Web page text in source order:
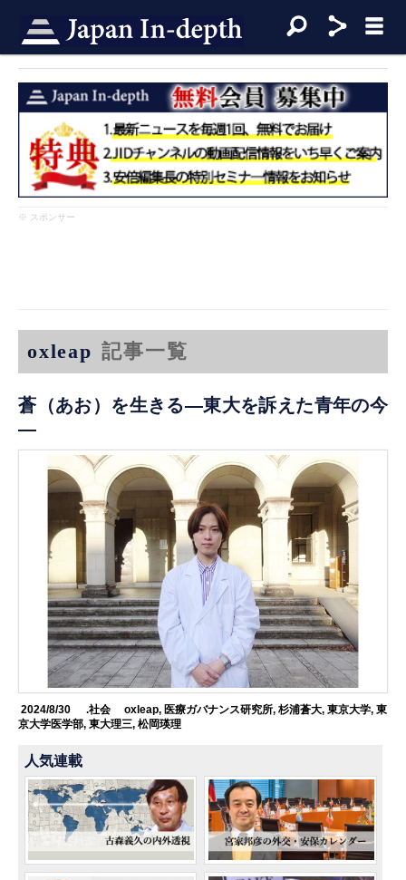
※ スポンサー
oxleap 記事一覧
蒼（あお）を生きる―東大を訴えた青年の今
―
2024/8/30 .社会 oxleap, 医療ガバナンス研究所, 杉浦蒼大, 東京大学, 東
京大学医学部,東大理三,松岡瑛理
人気連載